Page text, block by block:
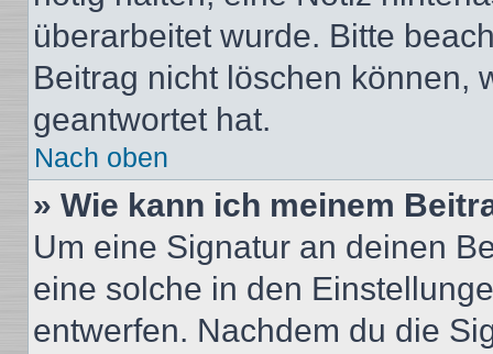
überarbeitet wurde. Bitte
Beitrag nicht löschen können,
geantwortet hat.
Nach oben
» Wie kann ich meinem
Um eine Signatur an deinen
eine solche in den
entwerfen. Nachdem du die